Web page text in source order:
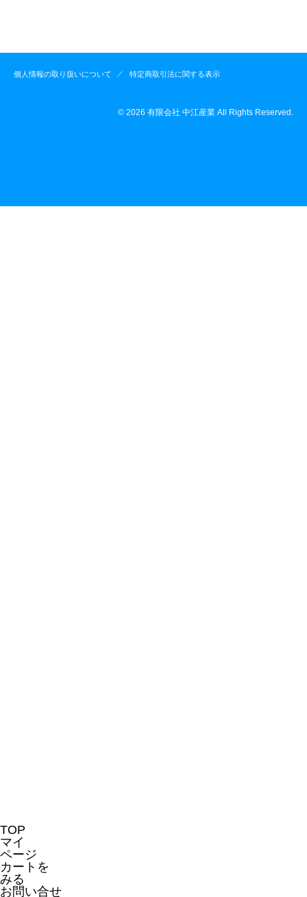
個人情報の取り扱いについて 特定商取引法に関する表示
© 2026 有限会社 中江産業 All Rights Reserved.
TOP
マイ
ページ
カートを
みる
お問い合せ